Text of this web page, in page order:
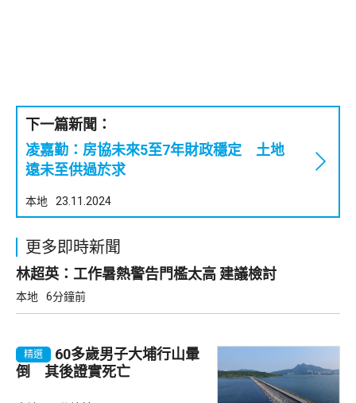
下一篇新聞：
凌嘉勤：房協未來5至7年財政穩定 土地
遠未至供過於求
本地 23.11.2024
更多即時新聞
林超英：工作暑熱警告門檻太高 建議檢討
本地 6分鐘前
精選
60多歲男子大埔行山暈
倒 其後證實死亡